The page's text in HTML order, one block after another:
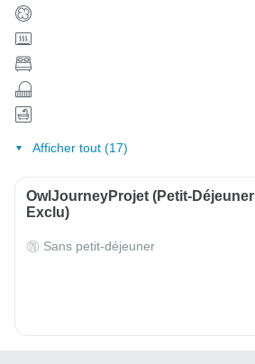
Afficher tout (17)
OwlJourneyProjet (petit-Déjeuner
Exclu)
Sans petit-déjeuner